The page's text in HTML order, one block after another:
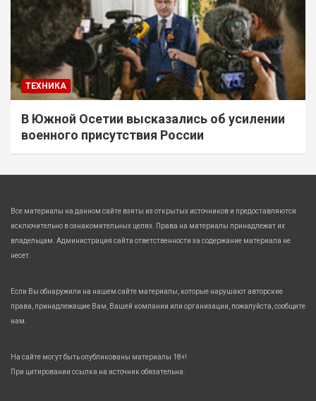
ТЕХНИКА
В Южной Осетии высказались об усилении
военного присутствия России
Все материалы на данном сайте взяты из открытых источников и предоставляются
исключительно в ознакомительных целях. Права на материалы принадлежат их
владельцам. Администрация сайта ответственности за содержание материала не
несет.
Если Вы обнаружили на нашем сайте материалы, которые нарушают авторские
права, принадлежащие Вам, Вашей компании или организации, пожалуйста, сообщите
нам.
На сайте могут быть опубликованы материалы 18+!
При цитировании ссылка на источник обязательна.